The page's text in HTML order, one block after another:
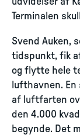
Terminalen
Svend Auken,
tidspunkt, fik
og flytte hele
lufthavnen.
af luftfarten
den 4.000
begynde. Det